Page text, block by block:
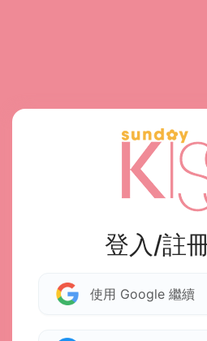
登入/註
使用 Google 繼續